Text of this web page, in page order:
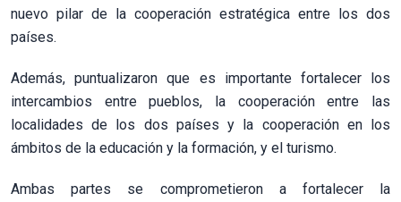
nuevo pilar de la cooperación estratégica entre los dos
países.
Además, puntualizaron que es importante fortalecer los
intercambios entre pueblos, la cooperación entre las
localidades de los dos países y la cooperación en los
ámbitos de la educación y la formación, y el turismo.
Ambas partes se comprometieron a fortalecer la